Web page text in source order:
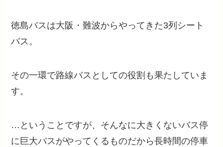
徳島バスは大阪・難波からやってきた3列シート
バス。
その一環で路線バスとしての役割も果たしていま
す。
…ということですが、そんなに大きくないバス停
に巨大バスがやってくるものだから長時間の停車